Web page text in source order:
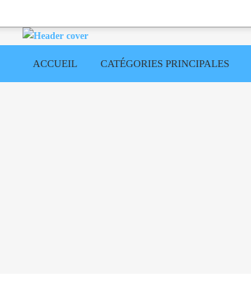
ACCUEIL CATÉGORIES PRINCIPALES